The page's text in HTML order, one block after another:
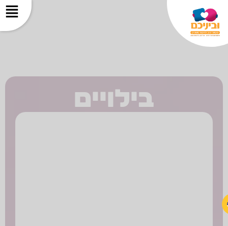
בילויים